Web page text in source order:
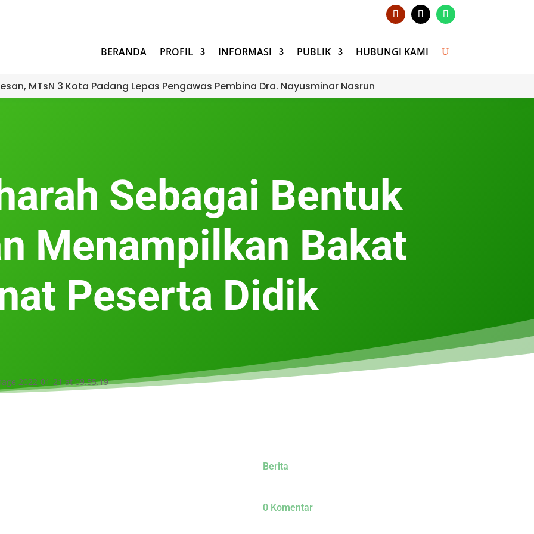
BERANDA PROFIL INFORMASI PUBLIK HUBUNGI KAMI
MTsN 3 Kota Padang Lepas Pengawas Pembina Dra. Nayusminar Nasrun
Sebagai Bentuk
Menampilkan Bakat
Peserta Didik
Berita
0 Komentar